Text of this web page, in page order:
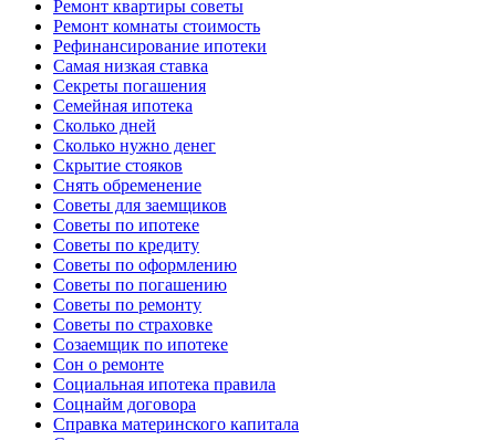
Ремонт квартиры советы
Ремонт комнаты стоимость
Рефинансирование ипотеки
Самая низкая ставка
Секреты погашения
Семейная ипотека
Сколько дней
Сколько нужно денег
Скрытие стояков
Снять обременение
Советы для заемщиков
Советы по ипотеке
Советы по кредиту
Советы по оформлению
Советы по погашению
Советы по ремонту
Советы по страховке
Созаемщик по ипотеке
Сон о ремонте
Социальная ипотека правила
Соцнайм договора
Справка материнского капитала